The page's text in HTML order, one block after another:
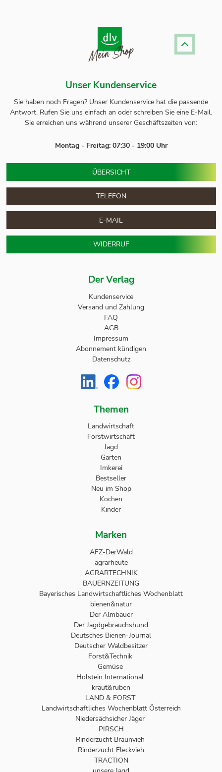
Der Verlag
Kundenservice
Versand und Zahlung
FAQ
AGB
Impressum
Abonnement kündigen
Datenschutz
Themen
Landwirtschaft
Forstwirtschaft
Jagd
Garten
Imkerei
Bestseller
Neu im Shop
Kochen
Kinder
Marken
AFZ-DerWald
agrarheute
AGRARTECHNIK
BAUERNZEITUNG
Bayerisches Landwirtschaftliches Wochenblatt
bienen&natur
Der Almbauer
Der Jagdgebrauchshund
Deutsches Bienen-Journal
Deutscher Waldbesitzer
Forst&Technik
Gemüse
Holstein International
kraut&rüben
LAND & FORST
Landwirtschaftliches Wochenblatt Österreich
Niedersächsicher Jäger
PIRSCH
Rinderzucht Braunvieh
Rinderzucht Fleckvieh
TRACTION
Unser Kundenservice
Sie haben noch Fragen? Unser Kundenservice hat die passende
Antwort. Rufen Sie uns einfach an oder schreiben Sie eine E-Mail.
Sie erreichen uns während unserer Geschäftszeiten von:
Montag - Freitag: 07:30 - 19:00 Uhr
ÜBERSICHT
TELEFON
E-MAIL
WIDERRUF